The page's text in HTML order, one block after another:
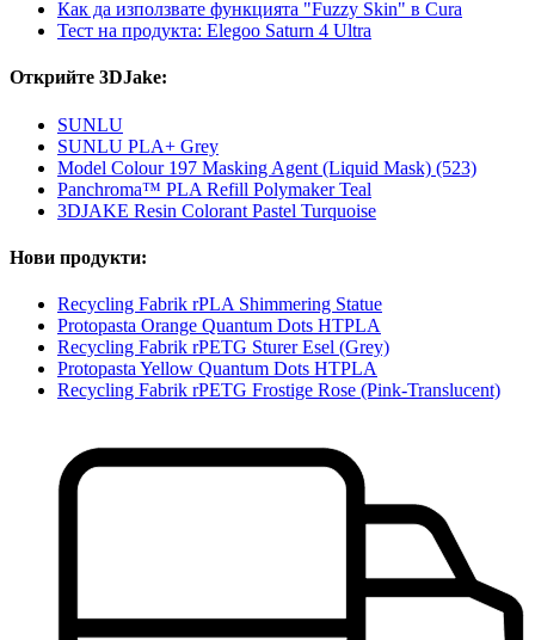
Как да използвате функцията "Fuzzy Skin" в Cura
Тест на продукта: Elegoo Saturn 4 Ultra
Открийте 3DJake:
SUNLU
SUNLU PLA+ Grey
Model Colour 197 Masking Agent (Liquid Mask) (523)
Panchroma™ PLA Refill Polymaker Teal
3DJAKE Resin Colorant Pastel Turquoise
Нови продукти:
Recycling Fabrik rPLA Shimmering Statue
Protopasta Orange Quantum Dots HTPLA
Recycling Fabrik rPETG Sturer Esel (Grey)
Protopasta Yellow Quantum Dots HTPLA
Recycling Fabrik rPETG Frostige Rose (Pink-Translucent)